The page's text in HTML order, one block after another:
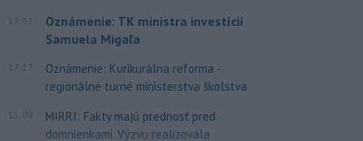
17:32
Oznámenie: TK ministra investícií
Samuela Migaľa
17:17
Oznámenie: Kurikurálna reforma -
regionálne turné ministerstva školstva
15:09
MIRRI: Fakty majú prednosť pred
domnienkami. Výzvu realizovala